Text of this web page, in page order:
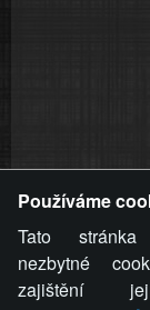
videa a
stránky týče,
stránku,
komentáře
provozovateli
Používáme
Tato
nezbytné
zajištění